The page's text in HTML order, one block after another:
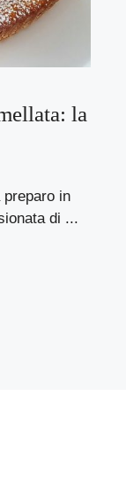
la
preparo in
di ...